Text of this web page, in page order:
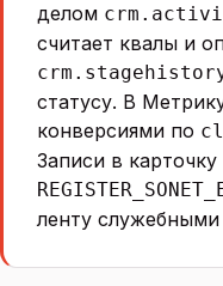
делом
считает квалы и
статусу. В
конверсиями по
Записи в карточку
ленту